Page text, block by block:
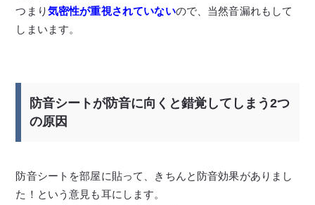
つまり気密性が重視されていないので、当然音漏れもして
しまいます。
防音シートが防音に向くと錯覚してしまう2つ
の原因
防音シートを部屋に貼って、きちんと防音効果がありまし
た！という意見も耳にします。